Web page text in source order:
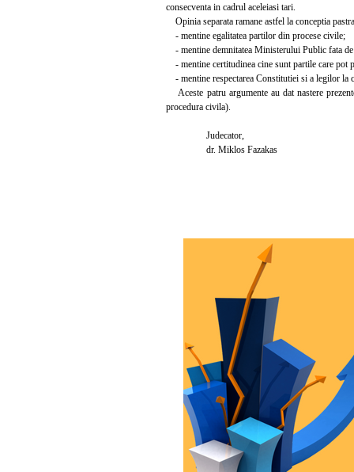
consecventa in cadrul aceleiasi tari.
Opinia separata ramane astfel la conceptia
- mentine egalitatea partilor din procese civile;
- mentine demnitatea Ministerului Public fata
- mentine certitudinea cine sunt partile care pot
- mentine respectarea Constitutiei si a legilor la
Aceste patru argumente au dat nastere
procedura civila).
Judecator,
dr. Miklos Fazakas